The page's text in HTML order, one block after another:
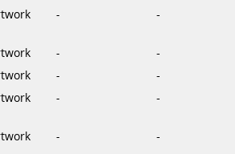
- -
-
-
-
-
- -
- -